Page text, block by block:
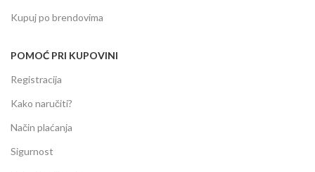
Kupuj po brendovima
POMOĆ PRI KUPOVINI
Registracija
Kako naručiti?
Način plaćanja
Sigurnost